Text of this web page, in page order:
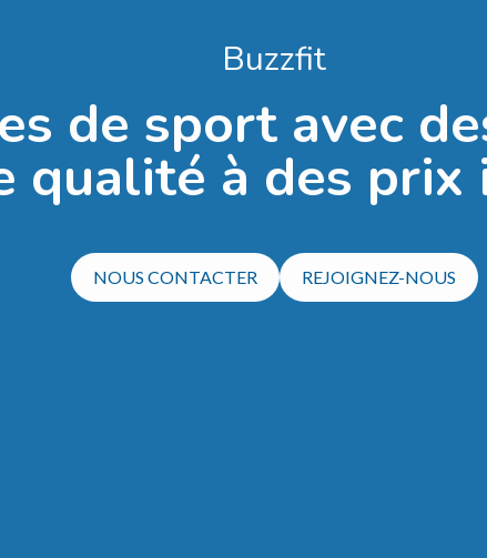
Buzzfit
de sport avec
qualité à des
NOUS CONTACTER REJOIGNEZ-NOUS